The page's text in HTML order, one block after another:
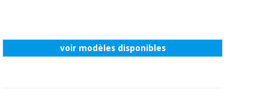
voir modèles disponibles